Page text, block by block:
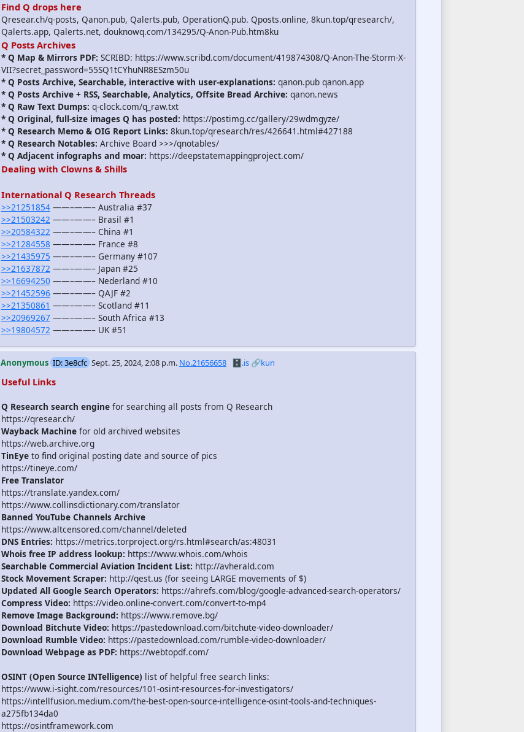
Find Q drops here
Qresear.ch/q-posts, Qanon.pub, Qalerts.pub, OperationQ.pub. Qposts.online, 8kun.top/qresearch/,
Qalerts.app, Qalerts.net, douknowq.com/134295/Q-Anon-Pub.htm8ku
Q Posts Archives
* Q Map & Mirrors PDF: SCRIBD: https://www.scribd.com/document/419874308/Q-Anon-The-Storm-X-
VII?secret_password=55SQ1tCYhuNR8ESzm50u
* Q Posts Archive, Searchable, interactive with user-explanations: qanon.pub qanon.app
* Q Posts Archive + RSS, Searchable, Analytics, Offsite Bread Archive: qanon.news
* Q Raw Text Dumps: q-clock.com/q_raw.txt
* Q Original, full-size images Q has posted: https://postimg.cc/gallery/29wdmgyze/
* Q Research Memo & OIG Report Links: 8kun.top/qresearch/res/426641.html#427188
* Q Research Notables: Archive Board >>>/qnotables/
* Q Adjacent infographs and moar: https://deepstatemappingproject.com/
Dealing with Clowns & Shills
International Q Research Threads
>>21251854——–——– Australia #37
>>21503242 ——–——– Brasil #1
>>20584322 ——–——– China #1
>>21284558 ——–——– France #8
>>21435975 ——–——– Germany #107
>>21637872 ——–——– Japan #25
>>16694250 ——–——– Nederland #10
>>21452596 ——–——– QAJF #2
>>21350861 ——–——– Scotland #11
>>20969267 ——–——– South Africa #13
>>19804572 ——–——– UK #51
Anonymous ID: 3e8cfc Sept. 25, 2024, 2:08 p.m. No.21656658 🗄️.is 🔗kun
Useful Links
Q Research search enginefor searching all posts from Q Research
https://qresear.ch/
Wayback Machinefor old archived websites
https://web.archive.org
TinEyeto find original posting date and source of pics
https://tineye.com/
Free Translator
https://translate.yandex.com/
https://www.collinsdictionary.com/translator
Banned YouTube Channels Archive
https://www.altcensored.com/channel/deleted
DNS Entries: https://metrics.torproject.org/rs.html#search/as:48031
Whois free IP address lookup: https://www.whois.com/whois
Searchable Commercial Aviation Incident List: http://avherald.com
Stock Movement Scraper: http://qest.us (for seeing LARGE movements of $)
Updated All Google Search Operators: https://ahrefs.com/blog/google-advanced-search-operators/
Compress Video: https://video.online-convert.com/convert-to-mp4
Remove Image Background: https://www.remove.bg/
Download Bitchute Video: https://pastedownload.com/bitchute-video-downloader/
Download Rumble Video: https://pastedownload.com/rumble-video-downloader/
Download Webpage as PDF: https://webtopdf.com/
OSINT (Open Source INTelligence) list of helpful free search links:
https://www.i-sight.com/resources/101-osint-resources-for-investigators/
https://intellfusion.medium.com/the-best-open-source-intelligence-osint-tools-and-techniques-
a275fb134da0
https://osintframework.com